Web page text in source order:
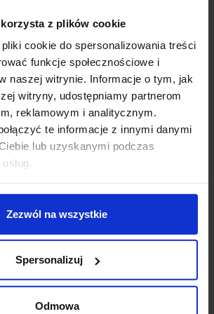
z plików cookie
cookie do spersonalizowania treści
funkcje społecznościowe i
naszej witrynie. Informacje o tym, jak
witryny, udostępniamy partnerom
reklamowym i analitycznym.
te informacje z innymi danymi
lub uzyskanymi podczas
Zezwól na wszystkie
Spersonalizuj
Odmowa
SMD LED 10W
ścienny
91cm, średnica podstawy 6cm,
aluminium + tworzywo
850lm
biała ciepła 3000K
wbudowany
I